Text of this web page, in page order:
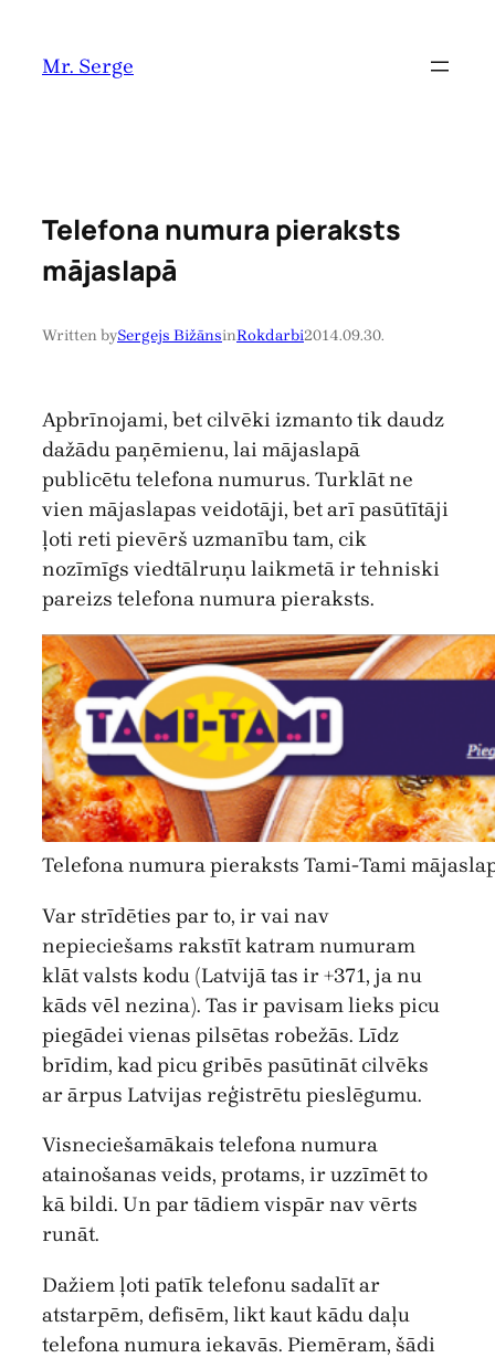
saturu
Mr. Serge
Telefona numura pieraksts
mājaslapā
Written bySergejs BižānsinRokdarbi2014.09.30.
Apbrīnojami, bet cilvēki izmanto tik daudz
dažādu paņēmienu, lai mājaslapā
publicētu telefona numurus. Turklāt ne
vien mājaslapas veidotāji, bet arī pasūtītāji
ļoti reti pievērš uzmanību tam, cik
nozīmīgs viedtālruņu laikmetā ir tehniski
pareizs telefona numura pieraksts.
Telefona numura pieraksts Tami-Tami
Var strīdēties par to, ir vai nav
nepieciešams rakstīt katram numuram
klāt valsts kodu (Latvijā tas ir +371, ja nu
kāds vēl nezina). Tas ir pavisam lieks picu
piegādei vienas pilsētas robežās. Līdz
brīdim, kad picu gribēs pasūtināt cilvēks
ar ārpus Latvijas reģistrētu pieslēgumu.
Visneciešamākais telefona numura
atainošanas veids, protams, ir uzzīmēt to
kā bildi. Un par tādiem vispār nav vērts
runāt.
Dažiem ļoti patīk telefonu sadalīt ar
atstarpēm, defisēm, likt kaut kādu daļu
telefona numura iekavās. Piemēram, šādi